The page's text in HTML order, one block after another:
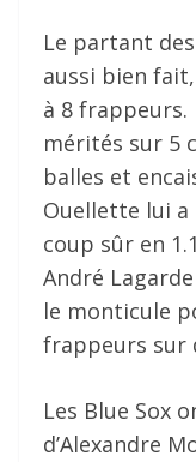
Le partant
aussi bien
à 8
mérités sur 5
balles et
Ouellette lui a
coup sûr en
André
le monticule
frappeurs sur
Les Blue Sox
d’Alexandre